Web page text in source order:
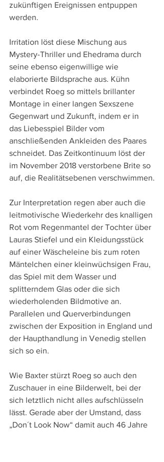
zukünftigen Ereignissen entpuppen
werden.
Irritation löst diese Mischung aus
Mystery-Thriller und Ehedrama durch
seine ebenso eigenwillige wie
elaborierte Bildsprache aus. Kühn
verbindet Roeg so mittels brillanter
Montage in einer langen Sexszene
Gegenwart und Zukunft, indem er in
das Liebesspiel Bilder vom
anschließenden Ankleiden des Paares
schneidet. Das Zeitkontinuum löst der
im November 2018 verstorbene Brite so
auf, die Realitätsebenen verschwimmen.
Zur Interpretation regen aber auch die
leitmotivische Wiederkehr des knalligen
Rot vom Regenmantel der Tochter über
Lauras Stiefel und ein Kleidungsstück
auf einer Wäscheleine bis zum roten
Mäntelchen einer kleinwüchsigen Frau,
das Spiel mit dem Wasser und
splitterndem Glas oder die sich
wiederholenden Bildmotive an.
Parallelen und Querverbindungen
zwischen der Exposition in England und
der Haupthandlung in Venedig stellen
sich so ein.
Wie Baxter stürzt Roeg so auch den
Zuschauer in eine Bilderwelt, bei der
sich letztlich nicht alles aufschlüsseln
lässt. Gerade aber der Umstand, dass
„Don´t Look Now“ damit auch 46 Jahre